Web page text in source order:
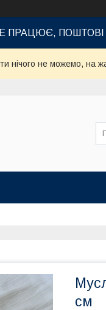
ПРАЦЮЄ,
нічого не можемо, на
см